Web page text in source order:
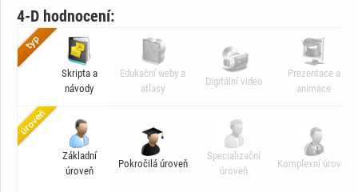
4-D hodnocení:
Skripta a
návody
Edukační weby a
atlasy
Digitální video
Prezentace a
animace
Základní
úroveň
Pokročilá úroveň
Specializační
úroveň
Komplexní úroveň